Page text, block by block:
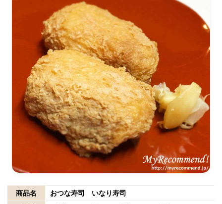
商品名
おつな寿司 いなり寿司